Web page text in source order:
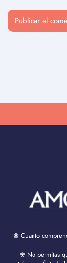
❀ Cuanto
❀ No permitas